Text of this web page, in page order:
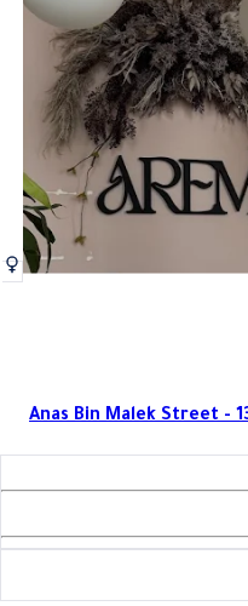
Anas Bin Malek Street -